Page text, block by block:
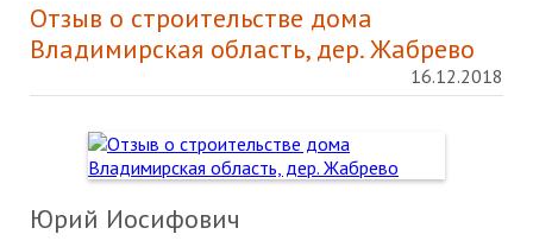
Отзыв о строительстве дома
Владимирская область, дер. Жабрево
16.12.2018
Юрий Иосифович